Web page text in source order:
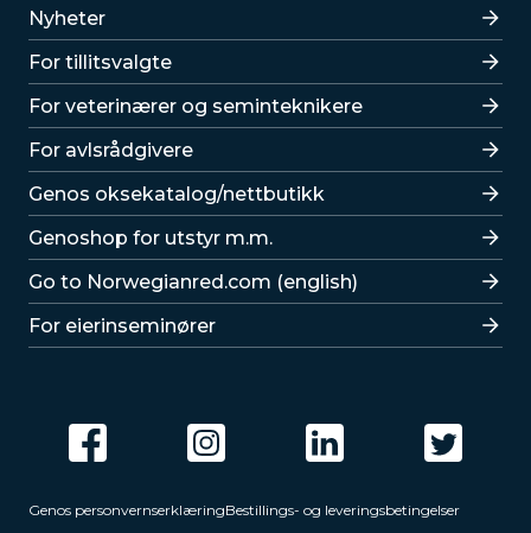
Lenker
Nyheter
For tillitsvalgte
For veterinærer og seminteknikere
For avlsrådgivere
Lenker
Genos oksekatalog/nettbutikk
Genoshop for utstyr m.m.
Go to Norwegianred.com (english)
For eierinseminører
Genos personvernserklæringBestillings- og leveringsbetingelser